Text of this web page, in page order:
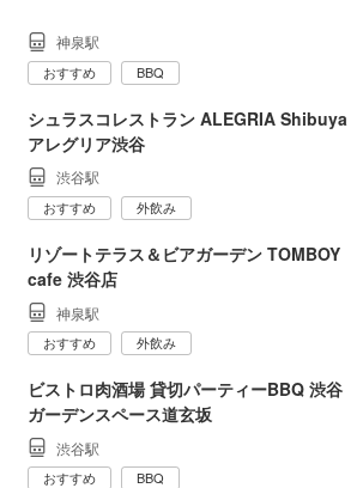
神泉駅
おすすめ BBQ
シュラスコレストラン ALEGRIA Shibuya
アレグリア渋谷
渋谷駅
おすすめ 外飲み
リゾートテラス＆ビアガーデン TOMBOY
cafe 渋谷店
神泉駅
おすすめ 外飲み
ビストロ肉酒場 貸切パーティーBBQ 渋谷
ガーデンスペース道玄坂
渋谷駅
おすすめ BBQ